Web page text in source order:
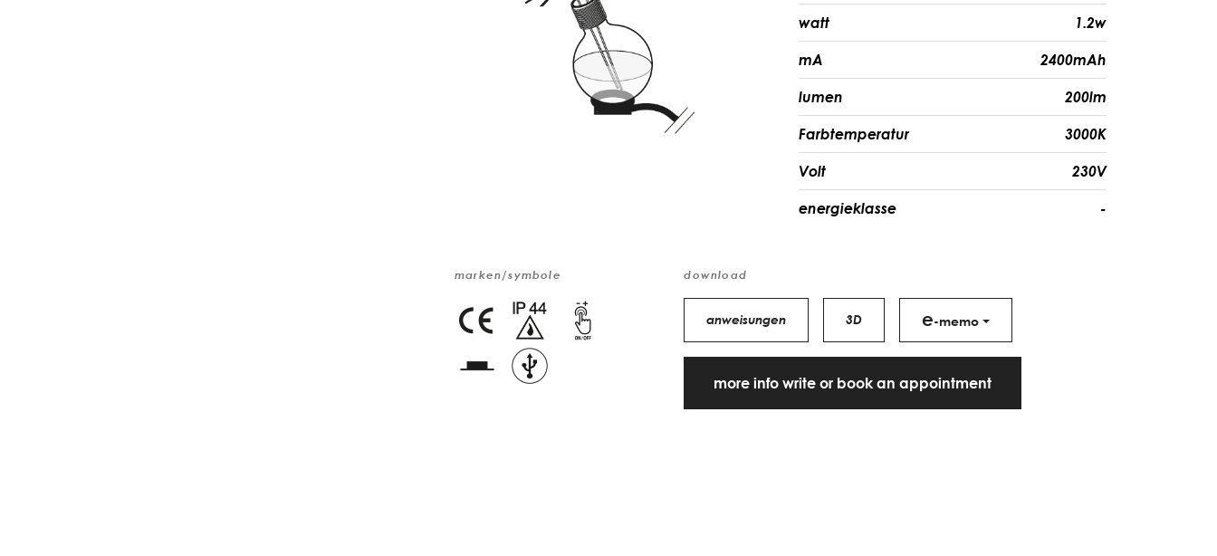
watt 1.2w
mA 2400mAh
lumen 200lm
Farbtemperatur 3000K
Volt 230V
energieklasse -
marken/symbole download
anweisungen 3D e-memo
more info write or book an appointment